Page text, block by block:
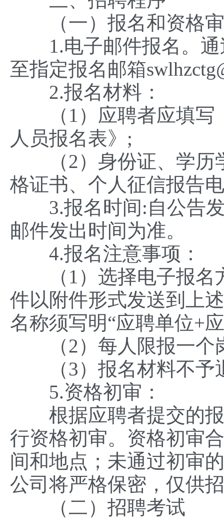
（一）报名和资格
1.电子邮件报名。通
至指定报名邮箱
2.报名材料：
（1）应聘者应填写
人员报名表》;
（2）身份证、学历
格证书、个人征信报告
3.报名时间:自公告发
邮件发出时间为准。
4.报名注意事项：
（1）选择电子报名
件以附件形式发送到上
名称须写明“应聘单位+
（2）每人限报一个
（3）报名材料不予
5.资格初审：
根据应聘者提交的报
行资格初审。资格初审
间和地点；未通过初审
公司将严格保密，仅供
（二）招聘考试